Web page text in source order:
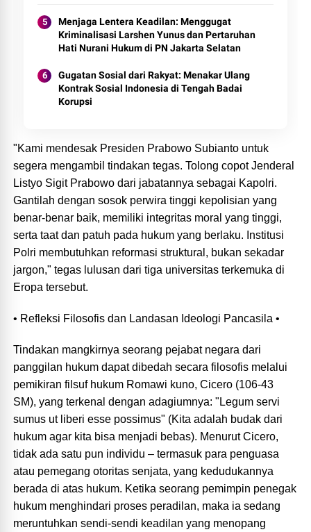
Menjaga Lentera Keadilan: Menggugat
Kriminalisasi Larshen Yunus dan Pertaruhan
Hati Nurani Hukum di PN Jakarta Selatan
Gugatan Sosial dari Rakyat: Menakar Ulang
Kontrak Sosial Indonesia di Tengah Badai
Korupsi
"Kami mendesak Presiden Prabowo Subianto untuk
segera mengambil tindakan tegas. Tolong copot Jenderal
Listyo Sigit Prabowo dari jabatannya sebagai Kapolri.
Gantilah dengan sosok perwira tinggi kepolisian yang
benar-benar baik, memiliki integritas moral yang tinggi,
serta taat dan patuh pada hukum yang berlaku. Institusi
Polri membutuhkan reformasi struktural, bukan sekadar
jargon," tegas lulusan dari tiga universitas terkemuka di
Eropa tersebut.
• Refleksi Filosofis dan Landasan Ideologi Pancasila •
Tindakan mangkirnya seorang pejabat negara dari
panggilan hukum dapat dibedah secara filosofis melalui
pemikiran filsuf hukum Romawi kuno, Cicero (106-43
SM), yang terkenal dengan adagiumnya: "Legum servi
sumus ut liberi esse possimus" (Kita adalah budak dari
hukum agar kita bisa menjadi bebas). Menurut Cicero,
tidak ada satu pun individu – termasuk para penguasa
atau pemegang otoritas senjata, yang kedudukannya
berada di atas hukum. Ketika seorang pemimpin penegak
hukum menghindari proses peradilan, maka ia sedang
meruntuhkan sendi-sendi keadilan yang menopang